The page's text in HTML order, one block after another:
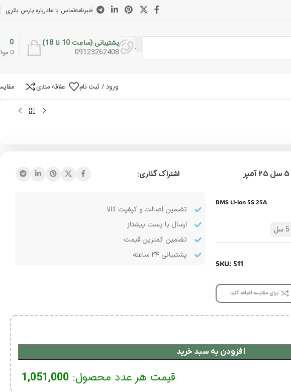
خبرنامهتماس با مادرباره پارس باتری
پشتیبانی (ساعت 10 تا 18)
09123262408
0
0
ورود / ثبت نام علاقه مندی
اشتراک گذاری:
BMS Li-ion 5S 25A
SKU: 511
برای مقایسه اضافه کنید
تضمین اصالت و کیفیت کالا
ارسال با پست پیشتاز
تضمین کمترین قیمت
پشتیبانی ۲۴ ساعته
افزودن به سبد خرید
قیمت هر عدد محصول: 1,051,000